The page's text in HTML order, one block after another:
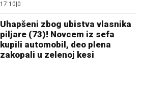
17:10 0
Uhapšeni zbog ubistva vlasnika
piljare (73)! Novcem iz sefa
kupili automobil, deo plena
zakopali u zelenoj kesi